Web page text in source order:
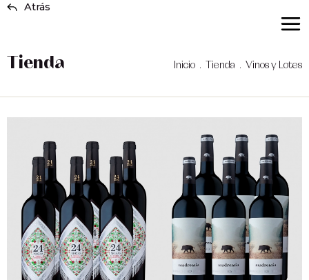
Tienda Inicio . Tienda . Vinos y Lotes
Atrás